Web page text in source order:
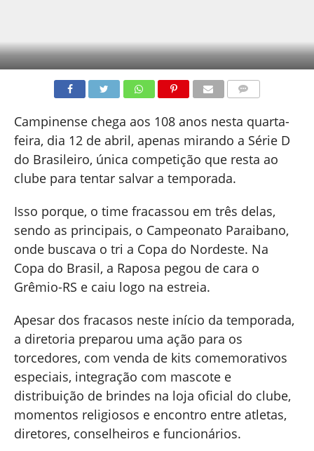
Campinense chega aos 108 anos nesta quarta-
feira, dia 12 de abril, apenas mirando a Série D
do Brasileiro, única competição que resta ao
clube para tentar salvar a temporada.
Isso porque, o time fracassou em três delas,
sendo as principais, o Campeonato Paraibano,
onde buscava o tri a Copa do Nordeste. Na
Copa do Brasil, a Raposa pegou de cara o
Grêmio-RS e caiu logo na estreia.
Apesar dos fracasos neste início da temporada,
a diretoria preparou uma ação para os
torcedores, com venda de kits comemorativos
especiais, integração com mascote e
distribuição de brindes na loja oficial do clube,
momentos religiosos e encontro entre atletas,
diretores, conselheiros e funcionários.